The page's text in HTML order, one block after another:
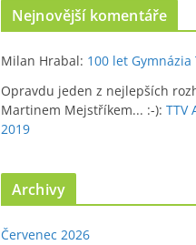
Nejnovější komentáře
Milan Hrabal: 100 let Gymnázia
Opravdu jeden z nejlepších
Martinem Mejstříkem... :-): TTV
2019
Archivy
Červenec 2026